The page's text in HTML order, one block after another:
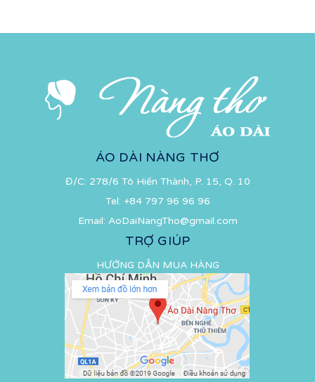
ÁO DÀI NÀNG THƠ
Đ/C: 278/6 Tô Hiến Thành, P. 15, Q. 10
Tel: +84 797 96 96 96
Email: AoDaiNangTho@gmail.com
TRỢ GIÚP
HƯỚNG DẪN MUA HÀNG